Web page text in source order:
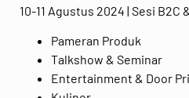
10-11 Agustus 2024 | Sesi
Pameran Produk
Talkshow & Seminar
Entertainment & Door